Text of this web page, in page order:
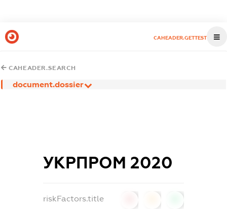
CAHEADER.GETTEST
CAHEADER.SEARCH
document.dossier
УКРПРОМ 2020
riskFactors.title